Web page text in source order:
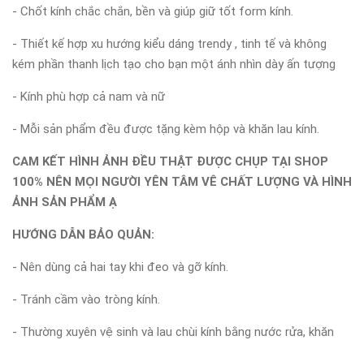
- Chốt kính chắc chắn, bền và giúp giữ tốt form kính.
- Thiết kế hợp xu hướng kiểu dáng trendy , tinh tế và không
kém phần thanh lịch tạo cho bạn một ánh nhìn dày ấn tượng
- Kính phù hợp cả nam và nữ
- Mỗi sản phẩm đều được tặng kèm hộp và khăn lau kính.
CAM KẾT HÌNH ẢNH ĐỀU THẬT ĐƯỢC CHỤP TẠI SHOP
100% NÊN MỌI NGƯỜI YÊN TÂM VÊ CHẤT LƯỢNG VÀ HÌNH
ẢNH SẢN PHẨM Ạ
HƯỚNG DẪN BẢO QUẢN:
- Nên dùng cả hai tay khi đeo và gỡ kính.
- Tránh cầm vào tròng kính.
- Thường xuyên vệ sinh và lau chùi kính bằng nước rửa, khăn